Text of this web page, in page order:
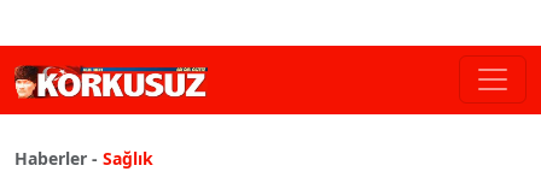
Haberler - Sağlık